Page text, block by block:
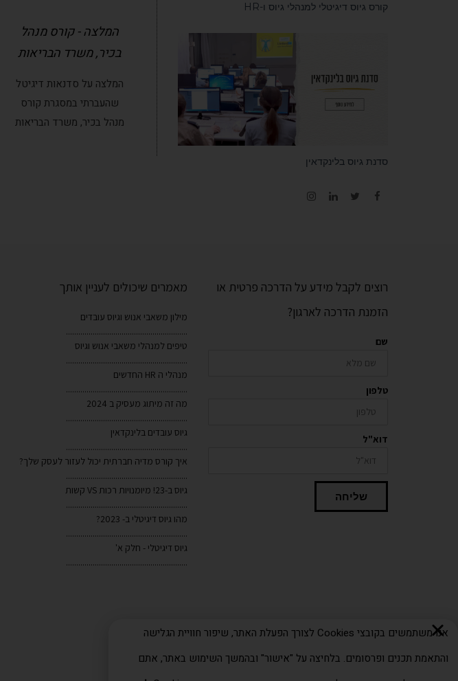
המלצה - קורס מנהל
בכיר, משרד הבריאות
המלצה על סדנאות דיגיטל
שהעברתי במסגרת קורס
מנהל בכיר, משרד הבריאות
קורס גיוס דיגיטלי למנהלי גיוס ו-HR
סדנת גיוס בלינקדאין
רוצים לקבל מידע על הדרכה פרטית או
הזמנת הדרכה לארגון?
שם
טלפון
דוא"ל
שליחה
מאמרים שיכולים לעניין אותך
מילון משאבי אנוש וגיוס עובדים
...........................................................
טיפים למנהלי משאבי אנוש וגיוס
...........................................................
מנהלי ה HR החדשים
...........................................................
מה זה מיתוג מעסיק ב 2024
...........................................................
גיוס עובדים בלינקדאין
...........................................................
איך קורס מדיה חברתית יכול לעזור לעסק שלך?
...........................................................
גיוס ב-23! מיומנויות רכות VS קשות
...........................................................
מהו גיוס דיגיטלי ב- 2023?
...........................................................
גיוס דיגיטלי - חלק א'
...........................................................
אנו משתמשים בקובצי Cookies לצורך הפעלת האתר, שיפור חוויית הגלישה
והתאמת תכנים ופרסומים. בלחיצה על "אישור" ובהמשך השימוש באתר, אתם